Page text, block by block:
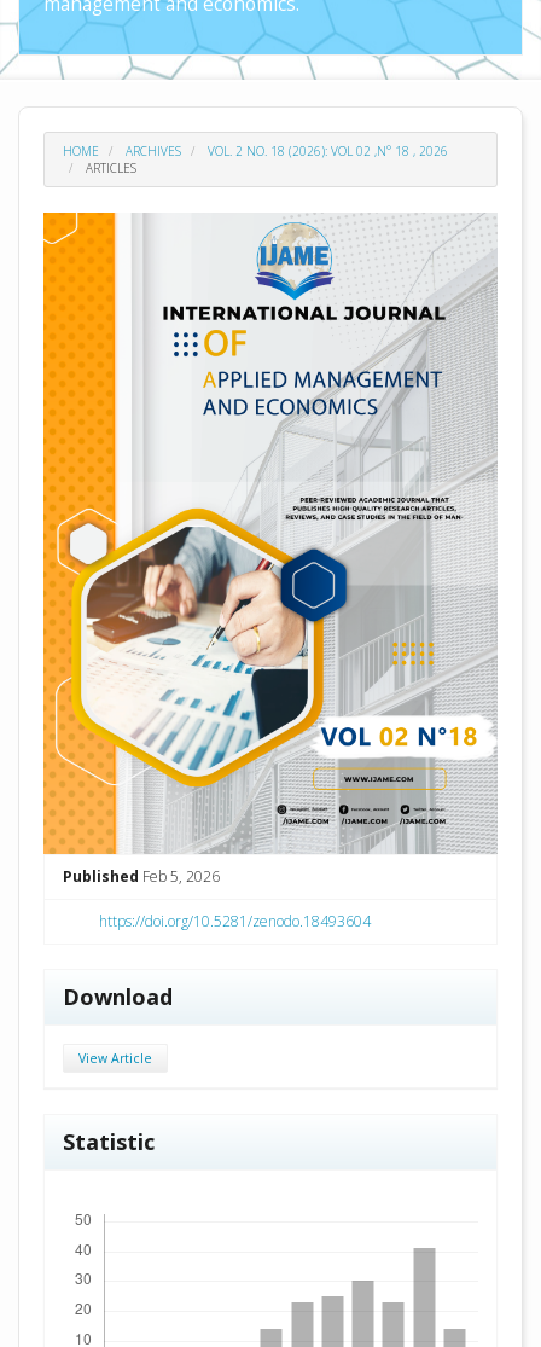
HOME ARCHIVES
VOL. 2 NO. 18 (2026): VOL 02 ,N° 18 , 2026
ARTICLES
Published Feb 5, 2026
https://doi.org/10.5281/zenodo.18493604
Download
View Article
Statistic